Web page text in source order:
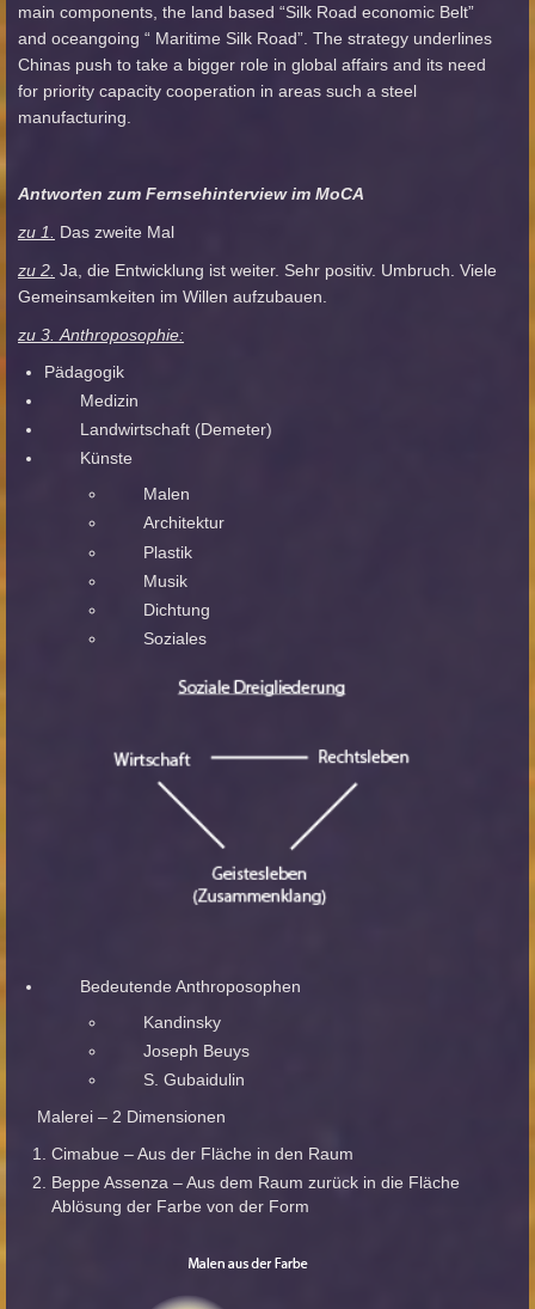
main components, the land based “Silk Road economic Belt”
and oceangoing “ Maritime Silk Road”. The strategy underlines
Chinas push to take a bigger role in global affairs and its need
for priority capacity cooperation in areas such a steel
manufacturing
Antworten zum Fernsehinterview im MoCA
zu 1.
Das zweite Mal
zu 2. Ja, die Entwicklung ist weiter. Sehr positiv. Umbruch. Viele
Gemeinsamkeiten im Willen aufzubauen.
zu 3. Anthroposophie:
Pädagogik
Medizin
Landwirtschaft (Demeter)
Künste
Malen
Architektur
Plastik
Musik
Dichtung
Soziales
Bedeutende Anthroposophen
Kandinsky
Joseph Beuys
S. Gubaidulin
Malerei – 2 Dimensionen
Cimabue – Aus der Fläche in den Raum
Beppe Assenza – Aus dem Raum zurück in die Fläche
Ablösung der Farbe von der Form